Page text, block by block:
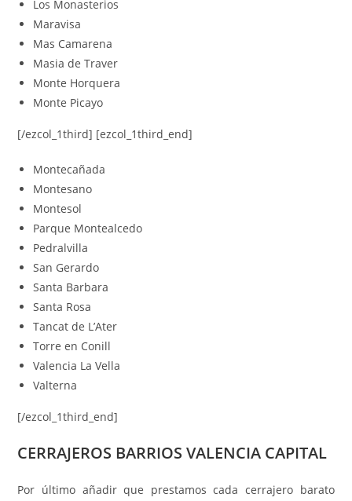
Los Monasterios
Maravisa
Mas Camarena
Masia de Traver
Monte Horquera
Monte Picayo
[/ezcol_1third] [ezcol_1third_end]
Montecañada
Montesano
Montesol
Parque Montealcedo
Pedralvilla
San Gerardo
Santa Barbara
Santa Rosa
Tancat de L’Ater
Torre en Conill
Valencia La Vella
Valterna
[/ezcol_1third_end]
CERRAJEROS BARRIOS VALENCIA CAPITAL
Por último añadir que prestamos cada cerrajero barato